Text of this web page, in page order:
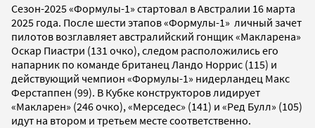
Сезон-2025 «Формулы-1» стартовал в Австралии 16 марта
2025 года. После шести этапов «Формулы-1» личный зачет
пилотов возглавляет австралийский гонщик «Макларена»
Оскар Пиастри (131 очко), следом расположились его
напарник по команде британец Ландо Норрис (115) и
действующий чемпион «Формулы-1» нидерландец Макс
Ферстаппен (99). В Кубке конструкторов лидирует
«Макларен» (246 очко), «Мерседес» (141) и «Ред Булл» (105)
идут на втором и третьем месте соответственно.